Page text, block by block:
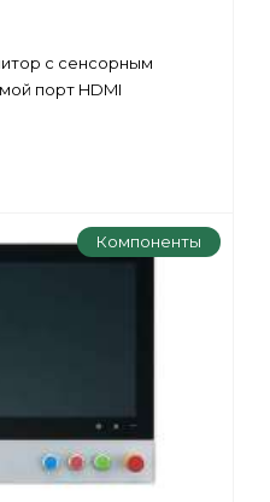
с сенсорным
порт HDMI
Компоненты